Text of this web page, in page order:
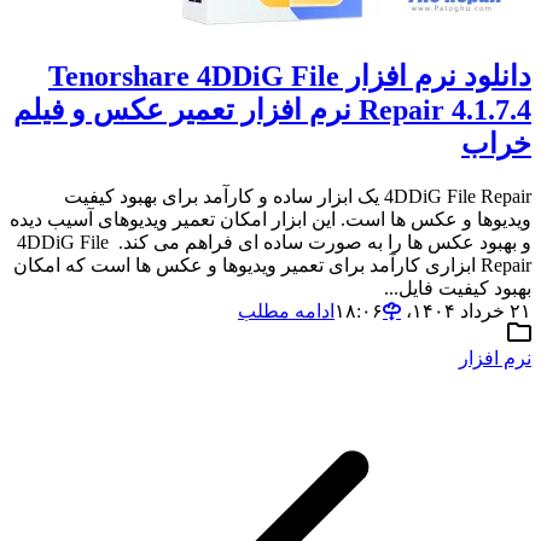
دانلود نرم افزار Tenorshare 4DDiG File
Repair 4.1.7.4 نرم افزار تعمیر عکس و فیلم
خراب
4DDiG File Repair یک ابزار ساده و کارآمد برای بهبود کیفیت
ویدیوها و عکس ها است. این ابزار امکان تعمیر ویدیوهای آسیب دیده
و بهبود عکس ها را به صورت ساده ای فراهم می کند. 4DDiG File
Repair ابزاری کارآمد برای تعمیر ویدیوها و عکس ها است که امکان
بهبود کیفیت فایل...
۲۱ خرداد ۱۴۰۴،‏ ۱۸:۰۶
ادامه مطلب
نرم افزار